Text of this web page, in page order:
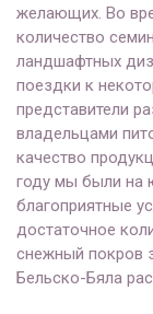
желающих. Во
количество
ландшафтных
поездки к
представители
владельцами
качество
году мы были на
благоприятные
достаточное
снежный покров
Бельско-Бяла